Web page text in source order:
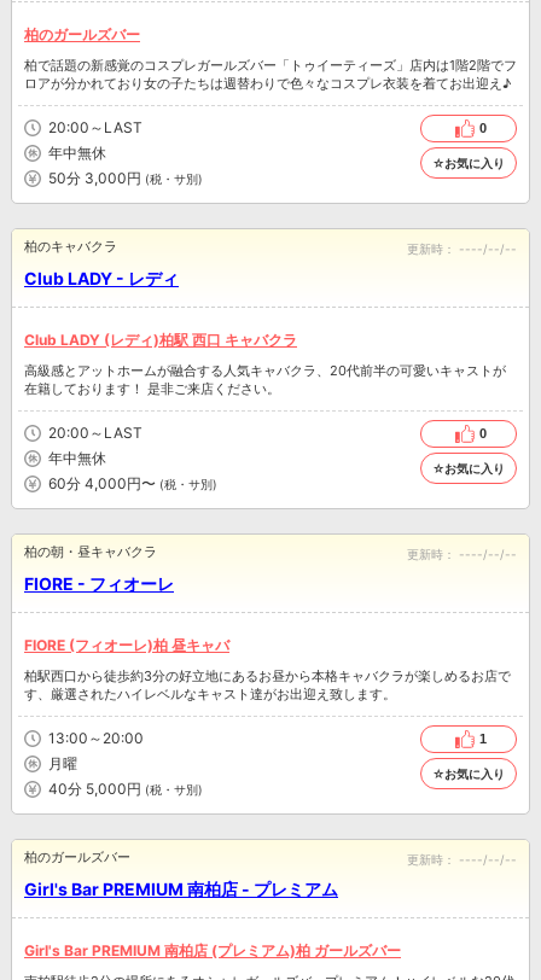
柏のガールズバー
柏で話題の新感覚のコスプレガールズバー「トゥイーティーズ」店内は1階2階でフ
ロアが分かれており女の子たちは週替わりで色々なコスプレ衣装を着てお出迎え♪
20:00～LAST
年中無休
50分 3,000円 (税・サ別)
0
☆お気に入り
Club LADY - レディ
柏のキャバクラ 更新時： ----/--/--
Club LADY (レディ)柏駅 西口 キャバクラ
高級感とアットホームが融合する人気キャバクラ、20代前半の可愛いキャストが
在籍しております！ 是非ご来店ください。
20:00～LAST
年中無休
60分 4,000円〜 (税・サ別)
0
☆お気に入り
FIORE - フィオーレ
柏の朝・昼キャバクラ 更新時： ----/--/--
FIORE (フィオーレ)柏 昼キャバ
柏駅西口から徒歩約3分の好立地にあるお昼から本格キャバクラが楽しめるお店で
す、厳選されたハイレベルなキャスト達がお出迎え致します。
13:00～20:00
月曜
40分 5,000円 (税・サ別)
1
☆お気に入り
Girl's Bar PREMIUM 南柏店 - プレミアム
柏のガールズバー 更新時： ----/--/--
Girl's Bar PREMIUM 南柏店 (プレミアム)柏 ガールズバー